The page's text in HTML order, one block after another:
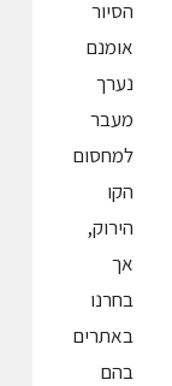
הסיור
אומנם
נערך
מעבר
למחסום
הקו
הירוק,
אך
בחרנו
באתרים
בהם